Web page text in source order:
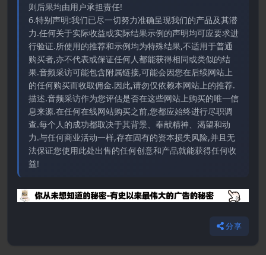
则后果均由用户承担责任!
6.特别声明:我们已尽一切努力准确呈现我们的产品及其潜
力.任何关于实际收益或实际结果示例的声明均可应要求进
行验证.所使用的推荐和示例均为特殊结果,不适用于普通
购买者,亦不代表或保证任何人都能获得相同或类似的结
果.音频采访可能包含附属链接,可能会因您在后续网站上
的任何购买而收取佣金.因此,请勿仅依赖本网站上的推荐.
描述.音频采访作为您评估是否在这些网站上购买的唯一信
息来源.在任何在线网站购买之前,您都应始终进行尽职调
查.每个人的成功都取决于其背景、奉献精神、渴望和动
力.与任何商业活动一样,存在固有的资本损失风险,并且无
法保证您使用此处出售的任何创意和产品就能获得任何收
益!
分享